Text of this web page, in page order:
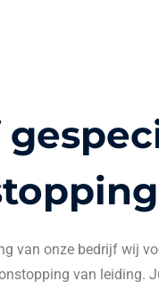
van onze bedrijf wij
van leiding.